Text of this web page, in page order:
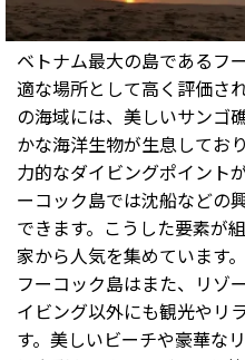
ベトナム最大の島であるフ
適な場所として高く評価さ
の海域には、美しいサンゴ
かな海洋生物が生息してお
力的なダイビングポイント
ーコック島では沈船などの
できます。こうした要素が
家から人気を集めています。
フーコック島はまた、リゾ
イビング以外にも観光やリ
す。美しいビーチや豪華な